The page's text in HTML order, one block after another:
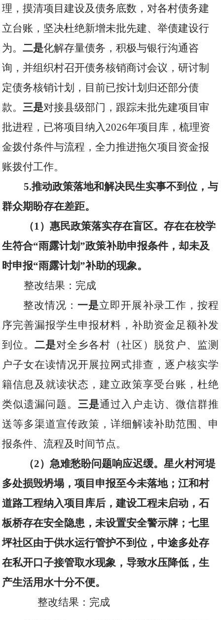
理，摸清项目建设及债务底数，对各村债务建
立台账，坚决杜绝新增未批先建、举债建设行
为。二是化解存量债务，积极与银行沟通咨
询，并组织村召开债务核销商讨会议，研讨制
定债务核销计划，目前已按计划归还部分债
款。三是对接县级部门，跟踪未批先建项目审
批进程，已将项目纳入2026年项目库，梳理资
金拨付条件与流程，全力推进拖欠项目资金报
账拨付工作。
5.推动政策落地和解决民生实事不到位，与
群众期盼存在差距。
（1）惠民政策落实存在盲区。存在在校学
生符合“雨露计划”政策补助申报条件，却未及
时申报“雨露计划”补助的现象。
整改结果：完成
整改情况： 一是立即开展补录工作，按程
序完善漏报学生申报材料，补助资金足额补发
到位。二是对全乡各村（社区）脱贫户、监测
户子女在读情况开展拉网式排查，逐户核实学
籍信息及就读状态，建立政策享受台账，杜绝
类似遗漏问题。三是通过入户走访、微信群推
送等多渠道宣传政策，详细解读补助范围、申
报条件、流程及时间节点。
（2）急难愁盼问题响应迟缓。星火村河堤
多处损毁坍塌，项目申报至今未落地；江和村
道路工程纳入项目库后，建设工程未启动，石
板桥存在安全隐患，未设置安全警示牌；七里
坪社区由于供水运行管护不到位，中途多处存
在私开口子接管取水现象，导致水压降低，生
产生活用水十分不便。
整改结果：完成